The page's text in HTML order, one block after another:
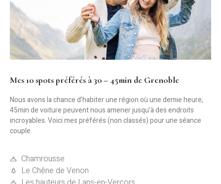
Mes 10 spots préférés à 30 – 45min de Grenoble
Nous avons la chance d’habiter une région où une demie heure,
45min de voiture peuvent nous amener jusqu’à des endroits
incroyables. Voici mes préférés (non classés) pour une séance
couple.
Chamrousse
Le Chêne de Venon